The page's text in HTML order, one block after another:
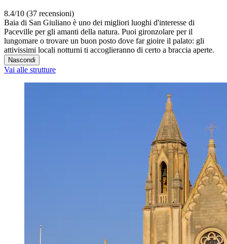
8.4/10 (37 recensioni)
Baia di San Giuliano è uno dei migliori luoghi d'interesse di
Paceville per gli amanti della natura. Puoi gironzolare per il
lungomare o trovare un buon posto dove far gioire il palato: gli
attivissimi locali notturni ti accoglieranno di certo a braccia aperte.
Nascondi
Vai alle strutture